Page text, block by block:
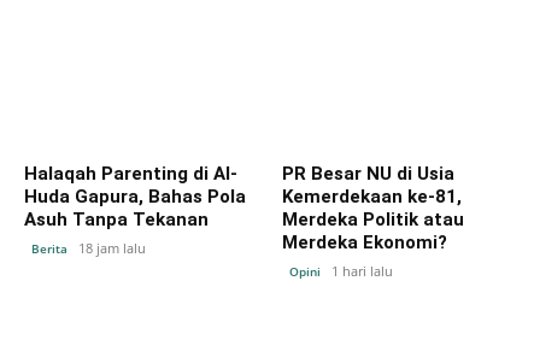
Halaqah Parenting di Al-
Huda Gapura, Bahas Pola
Asuh Tanpa Tekanan
Berita 18 jam lalu
PR Besar NU di Usia
Kemerdekaan ke-81,
Merdeka Politik atau
Merdeka Ekonomi?
Opini 1 hari lalu